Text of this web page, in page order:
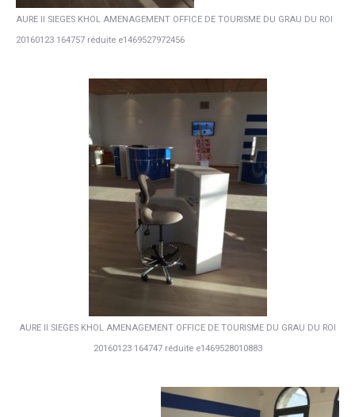
AURE II SIEGES KHOL AMENAGEMENT OFFICE DE TOURISME DU GRAU DU ROI
20160123 164757 réduite e1469527972456
AURE II SIEGES KHOL AMENAGEMENT OFFICE DE TOURISME DU GRAU DU ROI
20160123 164747 réduite e1469528010883